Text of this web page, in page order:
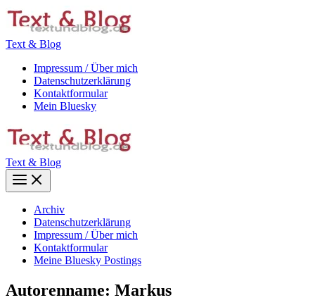
Zum
Inhalt
Text & Blog
Impressum / Über mich
Datenschutzerklärung
Kontaktformular
Mein Bluesky
Text & Blog
Main
Menu
Archiv
Datenschutzerklärung
Impressum / Über mich
Kontaktformular
Meine Bluesky Postings
Autorenname: Markus